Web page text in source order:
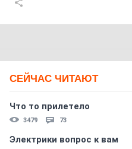
СЕЙЧАС ЧИТАЮТ
Что то прилетело
3479 73
Электрики вопрос к вам